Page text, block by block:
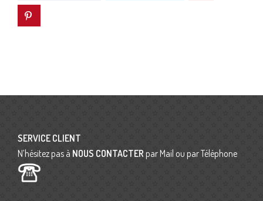
SERVICE CLIENT
N’hésitez pas à NOUS CONTACTER par Mail ou par Téléphone